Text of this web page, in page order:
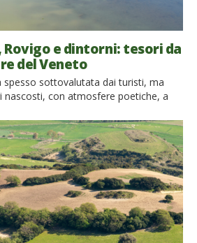
Rovigo e dintorni: tesori da
del Veneto
spesso sottovalutata dai turisti, ma
nascosti, con atmosfere poetiche, a
Po e dintorni è un’esperienza unica,
con il presente, e la natura offre